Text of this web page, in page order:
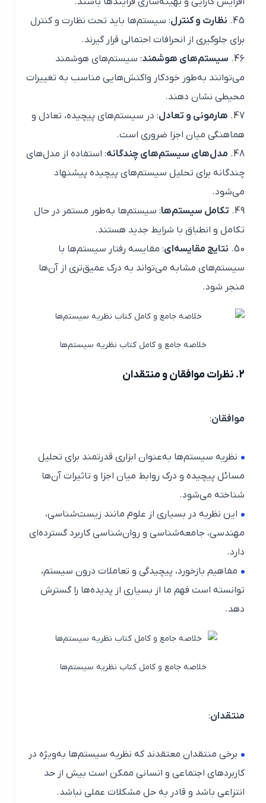
نظارت و کنترل: سیستم‌ها باید تحت نظارت و کنترل
برای جلوگیری از انحرافات احتمالی قرار گیرند.
سیستم‌های هوشمند: سیستم‌های هوشمند
می‌توانند به‌طور خودکار واکنش‌هایی مناسب به تغییرات
محیطی نشان دهند.
هارمونی و تعادل: در سیستم‌های پیچیده، تعادل و
هماهنگی میان اجزا ضروری است.
مدل‌های سیستم‌های چندگانه: استفاده از مدل‌های
چندگانه برای تحلیل سیستم‌های پیچیده پیشنهاد
می‌شود.
تکامل سیستم‌ها: سیستم‌ها به‌طور مستمر در حال
تکامل و انطباق با شرایط جدید هستند.
نتایج مقایسه‌ای: مقایسه رفتار سیستم‌ها با
سیستم‌های مشابه می‌تواند به درک عمیق‌تری از آن‌ها
منجر شود.
خلاصه جامع و کامل کتاب نظریه سیستم‌ها
نظرات موافقان و منتقدان
موافقان:
نظریه سیستم‌ها به‌عنوان ابزاری قدرتمند برای تحلیل
مسائل پیچیده و درک روابط میان اجزا و تاثیرات آن‌ها
شناخته می‌شود.
این نظریه در بسیاری از علوم مانند زیست‌شناسی،
مهندسی، جامعه‌شناسی و روان‌شناسی کاربرد گسترده‌ای
مفاهیم بازخورد، پیچیدگی و تعاملات درون سیستم،
توانسته است فهم ما از بسیاری از پدیده‌ها را گسترش
دهد.
خلاصه جامع و کامل کتاب نظریه سیستم‌ها
منتقدان:
برخی منتقدان معتقدند که نظریه سیستم‌ها به‌ویژه در
کاربردهای اجتماعی و انسانی ممکن است بیش از حد
انتزاعی باشد و قادر به حل مشکلات عملی نباشد.